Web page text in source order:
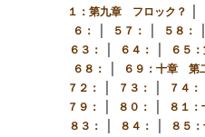
１：第九章 フロック？
６： ５７： ５８：
６３： ６４：
６５
６８：
６９：十章 第
７２：
７３： ７４：
７９： ８０：
８１
８３：
８４： ８５